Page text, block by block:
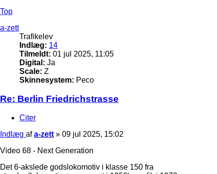
Top
a-zett
Trafikelev
Indlæg: 14
Tilmeldt: 01 jul 2025, 11:05
Digital: Ja
Scale: Z
Skinnesystem: Peco
Re: Berlin Friedrichstrasse
Citer
Indlæg afa-zett » 09 jul 2025, 15:02
Video 68 - Next Generation
Det 6-akslede godslokomotiv i klasse 150 fra